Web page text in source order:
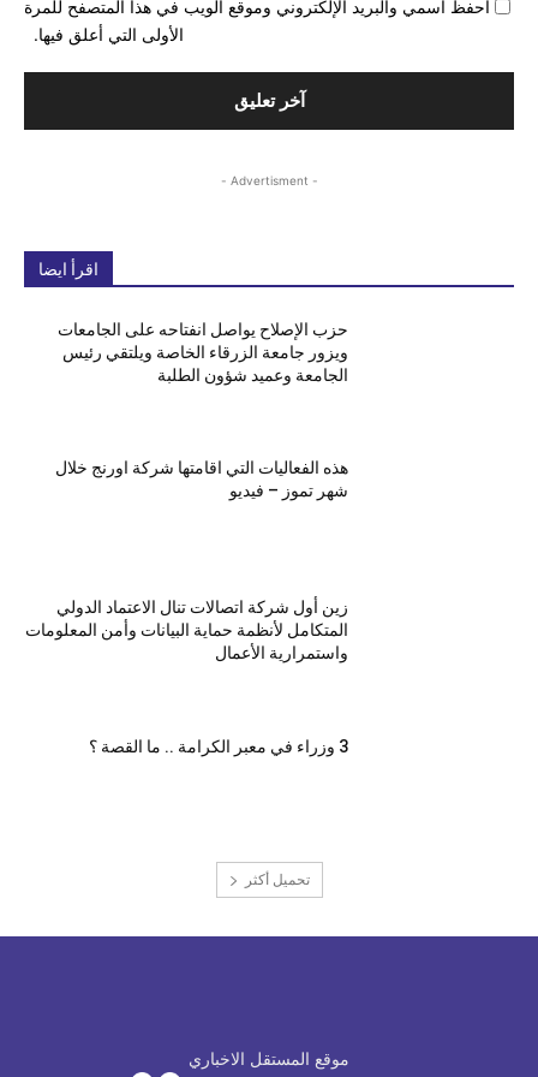
احفظ اسمي والبريد الإلكتروني وموقع الويب في هذا المتصفح للمرة
الأولى التي أعلق فيها.
- Advertisment -
اقرأ ايضا
حزب الإصلاح يواصل انفتاحه على الجامعات
ويزور جامعة الزرقاء الخاصة ويلتقي رئيس
الجامعة وعميد شؤون الطلبة
هذه الفعاليات التي اقامتها شركة اورنج خلال
شهر تموز – فيديو
زين أول شركة اتصالات تنال الاعتماد الدولي
المتكامل لأنظمة حماية البيانات وأمن المعلومات
واستمرارية الأعمال
3 وزراء في معبر الكرامة .. ما القصة ؟
تحميل أكثر
موقع المستقل الاخباري